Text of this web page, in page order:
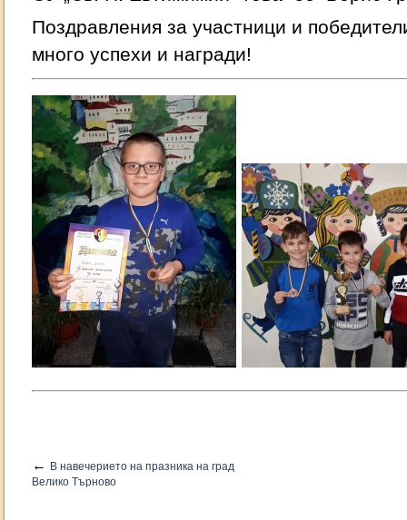
Поздравления за участници и
много успехи и награди!
←
В навечерието на празника на град
Велико Търново